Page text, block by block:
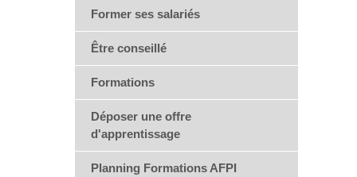
Former ses salariés
Être conseillé
Formations
Déposer une offre
d'apprentissage
Planning Formations AFPI